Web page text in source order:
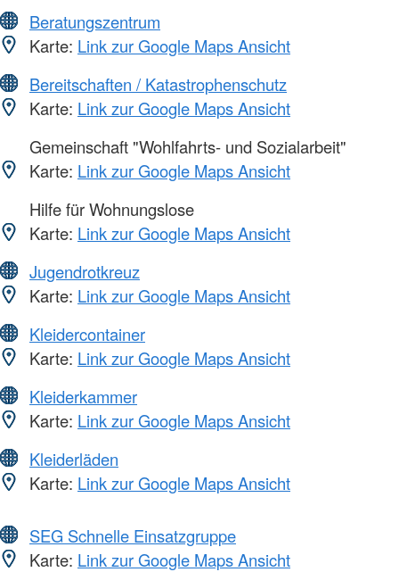
Beratungszentrum
Karte: Link zur Google Maps Ansicht
Bereitschaften / Katastrophenschutz
Karte: Link zur Google Maps Ansicht
Gemeinschaft "Wohlfahrts- und Sozialarbeit"
Karte: Link zur Google Maps Ansicht
Hilfe für Wohnungslose
Karte: Link zur Google Maps Ansicht
Jugendrotkreuz
Karte: Link zur Google Maps Ansicht
Kleidercontainer
Karte: Link zur Google Maps Ansicht
Kleiderkammer
Karte: Link zur Google Maps Ansicht
Kleiderläden
Karte: Link zur Google Maps Ansicht
SEG Schnelle Einsatzgruppe
Karte: Link zur Google Maps Ansicht